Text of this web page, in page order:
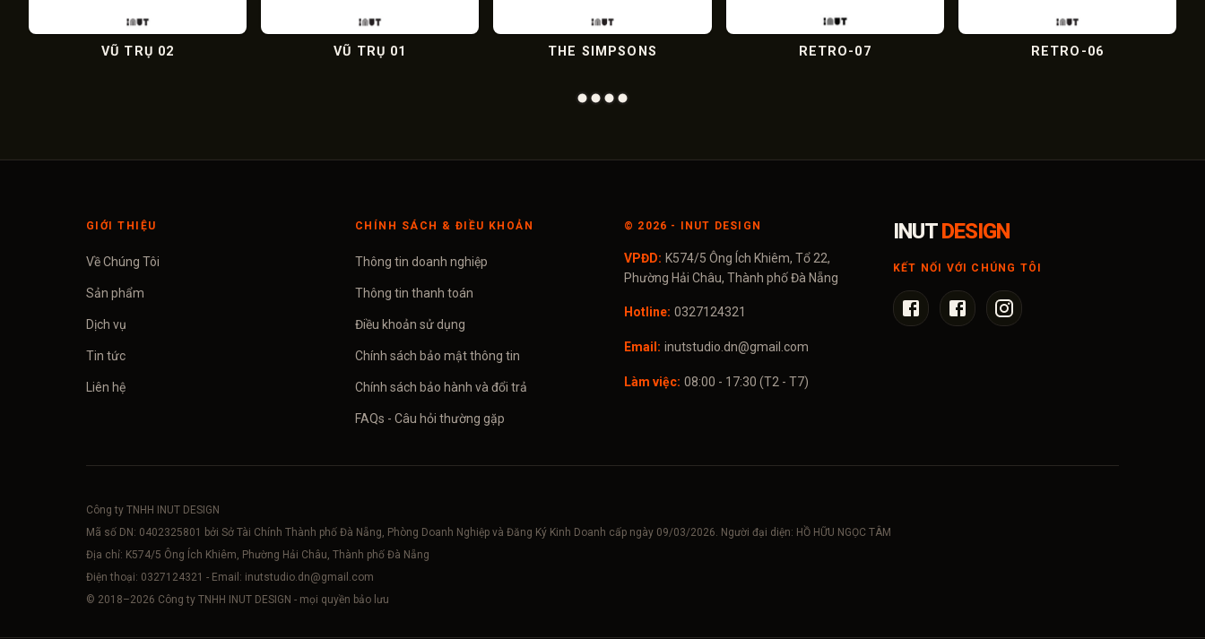
VŨ TRỤ 02 VŨ TRỤ 01 THE SIMPSONS RETRO-07 RETRO-06
GIỚI THIỆU
Về Chúng Tôi
Sản phẩm
Dịch vụ
Tin tức
Liên hệ
CHÍNH SÁCH & ĐIỀU KHOẢN
Thông tin doanh nghiệp
Thông tin thanh toán
Điều khoản sử dụng
Chính sách bảo mật thông tin
Chính sách bảo hành và đổi trả
FAQs - Câu hỏi thường gặp
© 2026 - INUT DESIGN
VPĐD: K574/5 Ông Ích Khiêm, Tổ 22,
Phường Hải Châu, Thành phố Đà Nẵng
Hotline: 0327124321
Email: inutstudio.dn@gmail.com
Làm việc: 08:00 - 17:30 (T2 - T7)
INUT DESIGN
KẾT NỐI VỚI CHÚNG TÔI
Công ty TNHH INUT DESIGN
Mã số DN: 0402325801
bởi Sở Tài Chính Thành phố Đà Nẵng, Phòng Doanh Nghiệp và Đăng Ký Kinh Doanh cấp ngày 09/03/2026. Người đại diện: HỒ HỮU NGỌC TÂM
Địa chỉ: K574/5 Ông Ích Khiêm, Phường Hải Châu, Thành phố Đà Nẵng
Điện thoại: 0327124321 - Email: inutstudio.dn@gmail.com
© 2018–2026 Công ty TNHH INUT DESIGN - mọi quyền bảo lưu